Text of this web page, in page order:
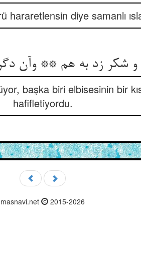
hararetlensin diye samanlı
و شکر زد به هم ** وآن
başka biri elbisesinin bir
hafifletiyordu.
masnavi.net 2015-2026